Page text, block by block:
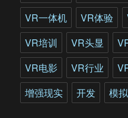
VR一体机
VR体验
VR培训
VR头显
VR电影
VR行业
增强现实
开发 模